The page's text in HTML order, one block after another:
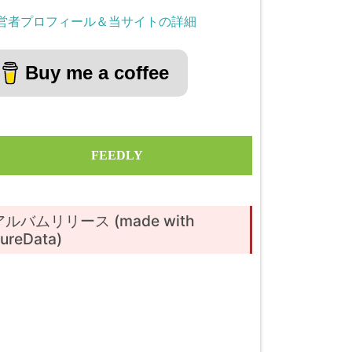
者プロフィール＆当サイトの詳細
Buy me a coffee
FEEDLY
ルバムリリース (made with